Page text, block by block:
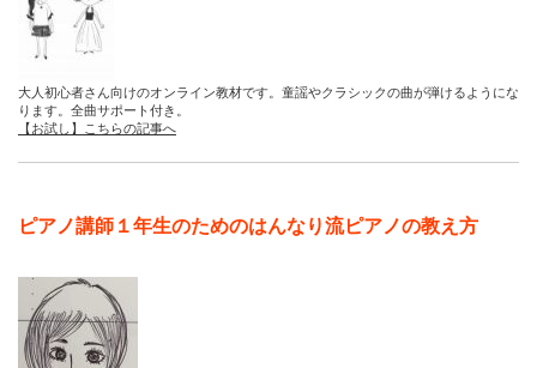
大人初心者さん向けのオンライン教材です。童謡やクラシックの曲が弾けるようにな
ります。全曲サポート付き。
【お試し】こちらの記事へ
ピアノ講師１年生のためのはんなり流ピアノの教え方